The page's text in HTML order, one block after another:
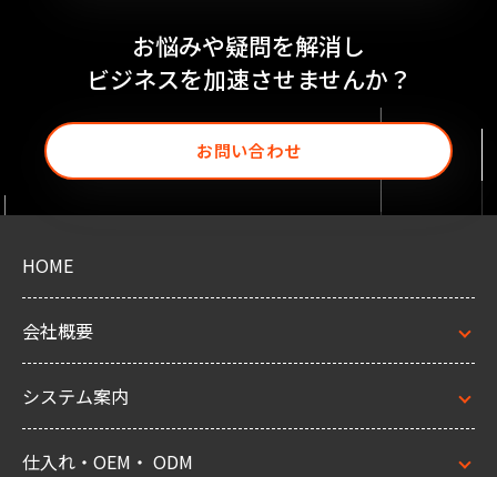
お悩みや疑問を解消し
ビジネスを加速させませんか？
お問い合わせ
HOME
会社概要
システム案内
仕入れ・OEM・ ODM